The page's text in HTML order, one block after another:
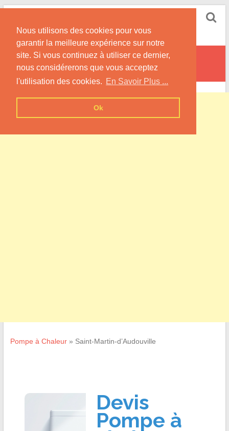
Nous utilisons des cookies pour vous
garantir la meilleure expérience sur notre
site. Si vous continuez à utiliser ce dernier,
nous considérerons que vous acceptez
l'utilisation des cookies. En Savoir Plus ...
Ok
Skip
content
Informations sur les Pompes à Chaleur
Saint-Martin-d’Audouville
Pompe à Chaleur» Saint-Martin-d’Audouville